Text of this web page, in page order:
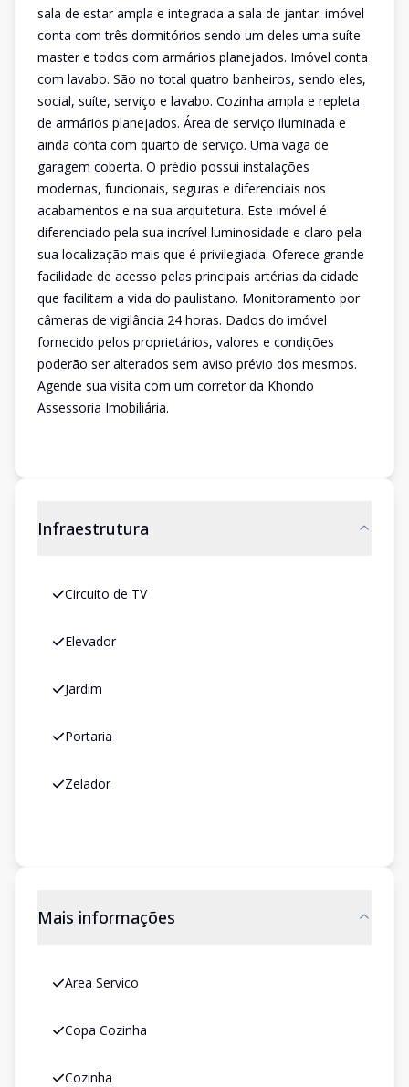
sala de estar ampla e integrada a sala de jantar. imóvel
conta com três dormitórios sendo um deles uma suíte
master e todos com armários planejados. Imóvel conta
com lavabo. São no total quatro banheiros, sendo eles,
social, suíte, serviço e lavabo. Cozinha ampla e repleta
de armários planejados. Área de serviço iluminada e
ainda conta com quarto de serviço. Uma vaga de
garagem coberta. O prédio possui instalações
modernas, funcionais, seguras e diferenciais nos
acabamentos e na sua arquitetura. Este imóvel é
diferenciado pela sua incrível luminosidade e claro pela
sua localização mais que é privilegiada. Oferece grande
facilidade de acesso pelas principais artérias da cidade
que facilitam a vida do paulistano. Monitoramento por
câmeras de vigilância 24 horas. Dados do imóvel
fornecido pelos proprietários, valores e condições
poderão ser alterados sem aviso prévio dos mesmos.
Agende sua visita com um corretor da Khondo
Assessoria Imobiliária.
Infraestrutura
Circuito de TV
Elevador
Jardim
Portaria
Zelador
Mais informações
Area Servico
Copa Cozinha
Cozinha